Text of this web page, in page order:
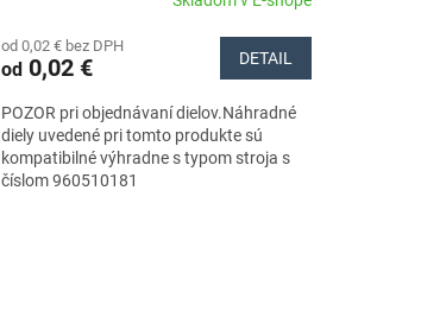
od 0,02 € bez DPH
od0,02 € DETAIL
POZOR pri objednávaní dielov.Náhradné
diely uvedené pri tomto produkte sú
kompatibilné výhradne s typom stroja s
číslom 960510181